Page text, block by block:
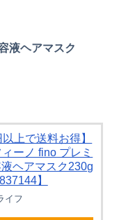
液ヘアマスク
上で送料お得】
ーノ fino プレミ
ヘアマスク230g
】
イフ